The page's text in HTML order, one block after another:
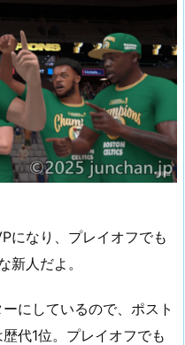
になり、プレイオフでも
新人だよ。
にしているので、ポスト
代1位。プレイオフでも